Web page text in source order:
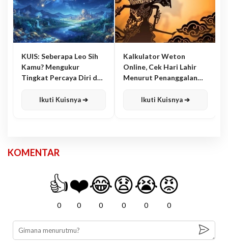
KUIS: Seberapa Leo Sih
Kamu? Mengukur
Tingkat Percaya Diri dan
Ikuti Kuisnya ➔
Kalkulator Weton
Online, Cek Hari Lahir
Menurut Penanggalan
Ikuti Kuisnya ➔
KOMENTAR
👍
0
❤️
0
😂
0
😧
0
😭
0
😡
0